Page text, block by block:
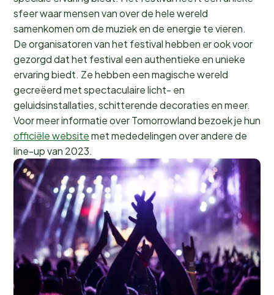
sfeer waar mensen van over de hele wereld
samenkomen om de muziek en de energie te vieren.
De organisatoren van het festival hebben er ook voor
gezorgd dat het festival een authentieke en unieke
ervaring biedt. Ze hebben een magische wereld
gecreëerd met spectaculaire licht- en
geluidsinstallaties, schitterende decoraties en meer.
Voor meer informatie over Tomorrowland bezoek je hun
officiële websitemet mededelingen over andere de
line-up van 2023.